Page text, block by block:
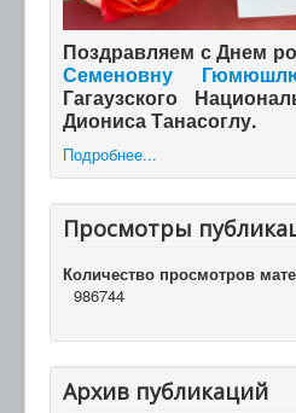
Поздравляем с Днем
Семеновну
Гагаузского
Диониса Танасоглу.
Подробнее...
Просмотры
Количество просмотров
986744
Архив публикаций